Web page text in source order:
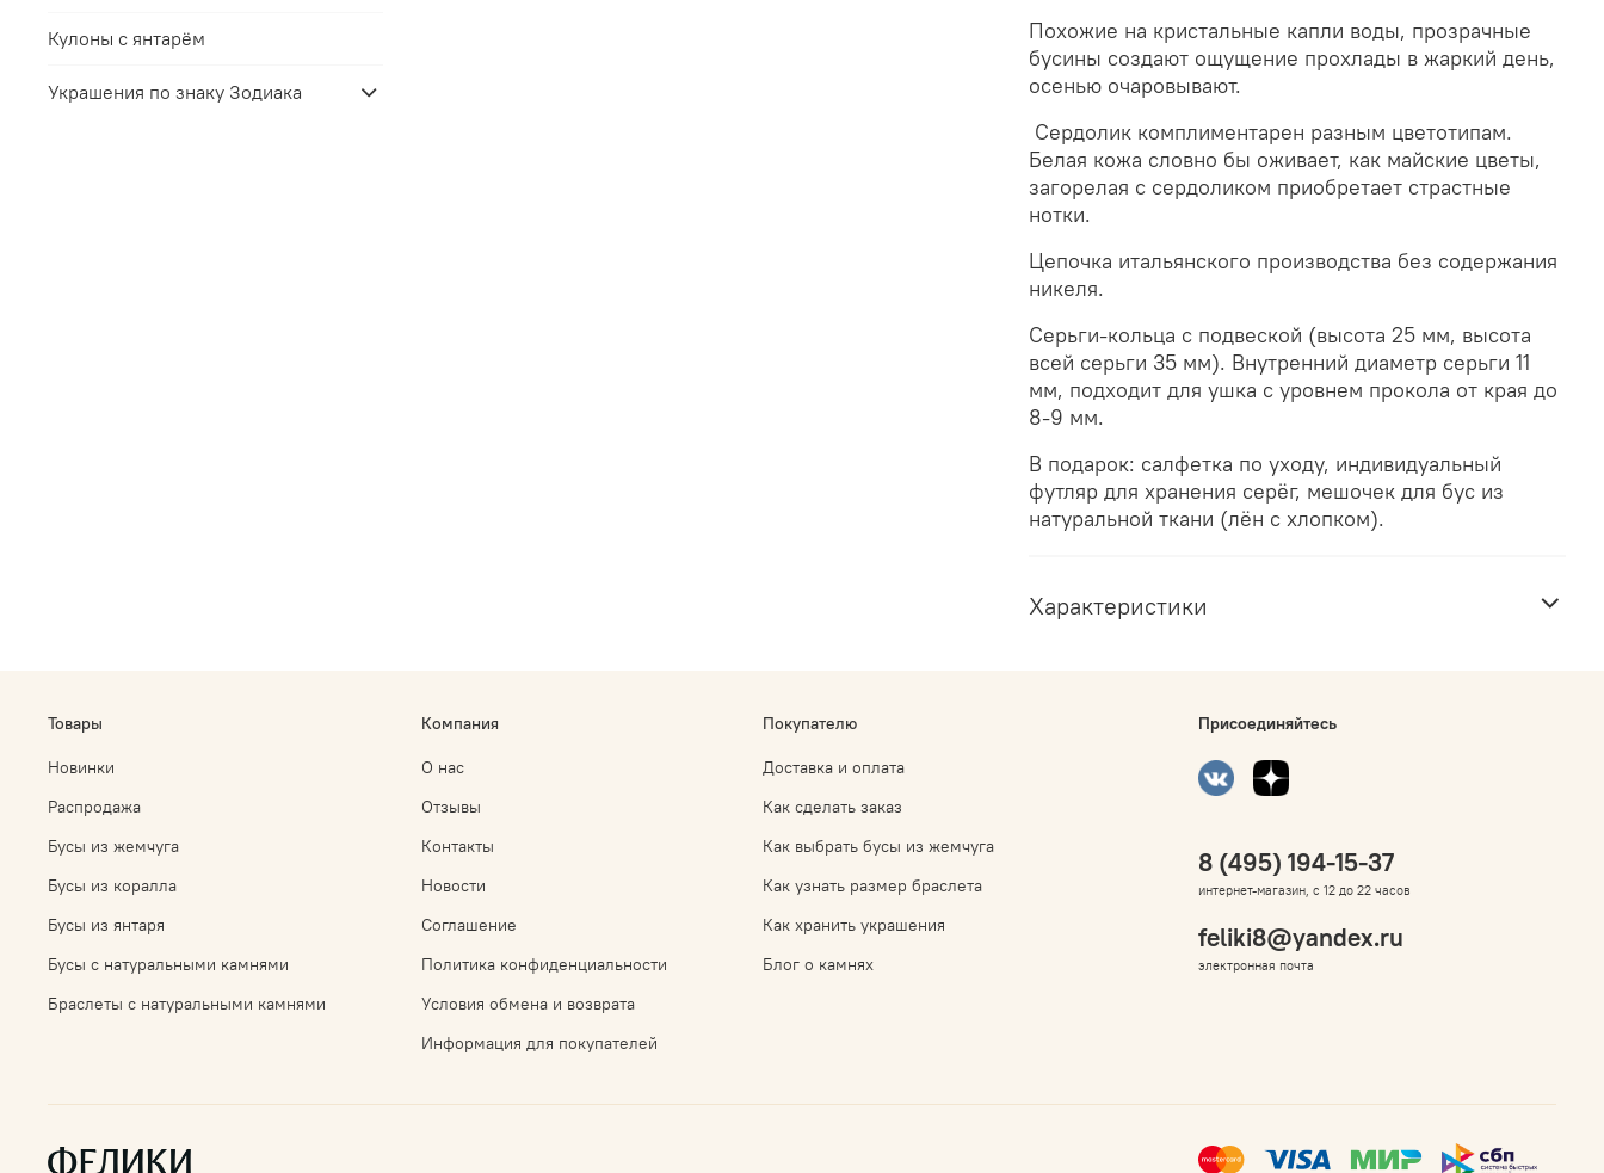
Похожие на кристальные капли воды, прозрачные
бусины создают ощущение прохлады в жаркий день,
осенью очаровывают.
Сердолик комплиментарен разным цветотипам.
Белая кожа словно бы оживает, как майские цветы,
загорелая с сердоликом приобретает страстные
нотки.
Цепочка итальянского производства без содержания
никеля.
Серьги-кольца с подвеской (высота 25 мм, высота
всей серьги 35 мм). Внутренний диаметр серьги 11
мм, подходит для ушка с уровнем прокола от края до
8-9 мм.
В подарок: салфетка по уходу, индивидуальный
футляр для хранения серёг, мешочек для бус из
натуральной ткани (лён с хлопком).
Характеристики
Кулоны с янтарём
Украшения по знаку Зодиака
Товары
Новинки
Распродажа
Бусы из жемчуга
Бусы из коралла
Бусы из янтаря
Бусы с натуральными камнями
Браслеты с натуральными камнями
Компания
О нас
Отзывы
Контакты
Новости
Соглашение
Политика конфиденциальности
Условия обмена и возврата
Информация для покупателей
Покупателю
Доставка и оплата
Как сделать заказ
Как выбрать бусы из жемчуга
Как узнать размер браслета
Как хранить украшения
Блог о камнях
Присоединяйтесь
8 (495) 194-15-37
интернет-магазин, с 12 до 22 часов
feliki8@yandex.ru
электронная почта